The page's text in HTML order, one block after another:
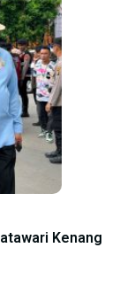
Kenang